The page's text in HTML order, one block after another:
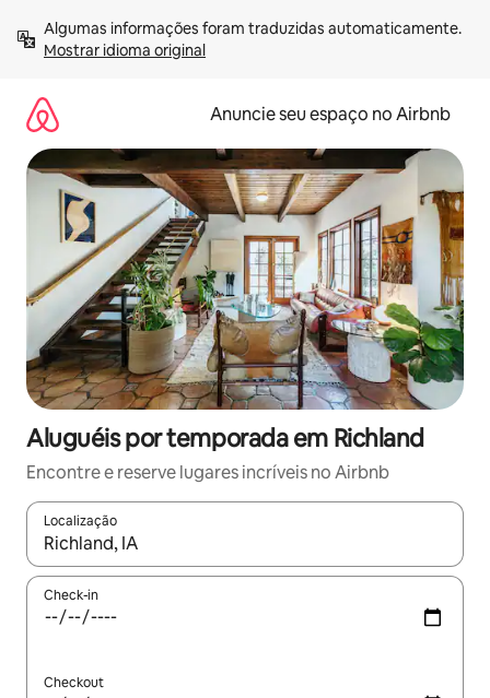
para
Mostrar idioma original
Anuncie seu espaço no Airbnb
Aluguéis por temporada em Richland
Encontre e reserve lugares incríveis no Airbnb
Localização
Quando os resultados estiverem disponíveis, explore-os
Check-in
Checkout